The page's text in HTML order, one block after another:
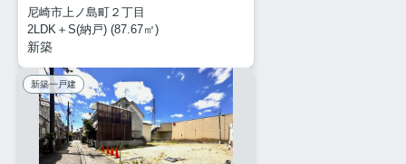
尼崎市上ノ島町２丁目
2LDK＋S(納戸) (87.67㎡)
新築
新築一戸建